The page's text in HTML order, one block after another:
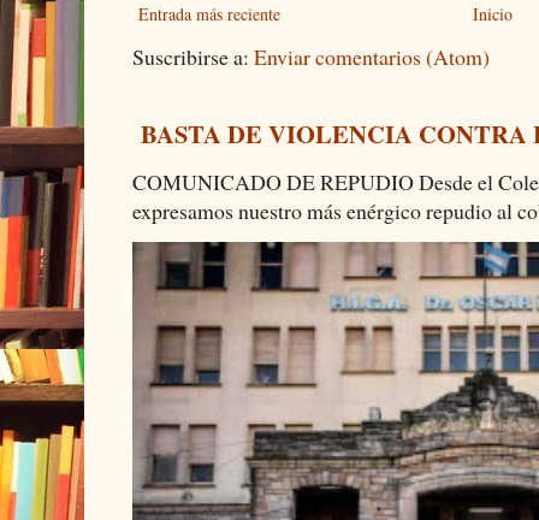
Entrada más reciente Inicio
Suscribirse a: Enviar comentarios (Atom)
BASTA DE VIOLENCIA
COMUNICADO DE REPUDIO Desde el
expresamos nuestro más enérgico repudio al